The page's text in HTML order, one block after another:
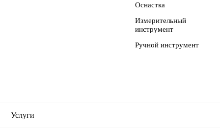
Оснастка
Измерительный
инструмент
Ручной инструмент
Услуги